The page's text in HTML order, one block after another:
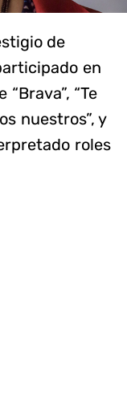
de
en
“Te
nuestros”, y
roles